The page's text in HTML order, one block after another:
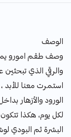
الوصف
وصف طقم امورو
والرقي الذي تبحثين
استمرت معنا للأبد
الورود والأزهار
لكل يوم، هكذا
البشرة ثم البودي